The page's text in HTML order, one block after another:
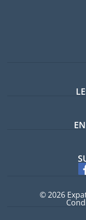
© 2026